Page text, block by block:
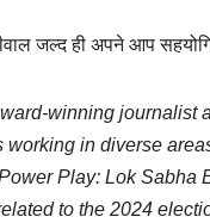
जल्द ही अपने आप
winning journalist
working in diverse
Play: Lok Sabha
to the 2024